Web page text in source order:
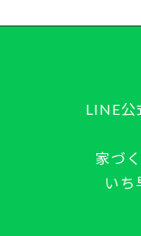
LINE公
家づ
いち